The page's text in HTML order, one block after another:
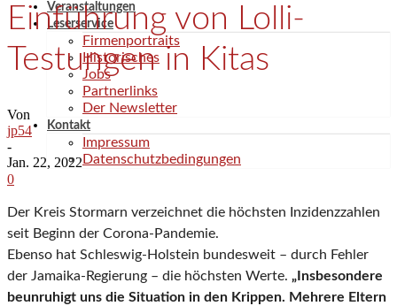
Veranstaltungen
Leserservice
Firmenportraits
Historisches
Jobs
Partnerlinks
Der Newsletter
Kontakt
Impressum
Datenschutzbedingungen
Einführung von Lolli-
Testungen in Kitas
Von
jp54
-
Jan. 22, 2022
0
Der Kreis Stormarn verzeichnet die höchsten Inzidenzzahlen
seit Beginn der Corona-Pandemie.
Ebenso hat Schleswig-Holstein bundesweit – durch Fehler
der Jamaika-Regierung – die höchsten Werte. „Insbesondere
beunruhigt uns die Situation in den Krippen. Mehrere Eltern